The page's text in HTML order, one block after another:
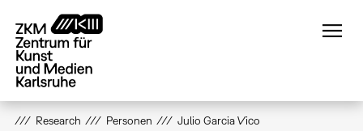
zum
Inhalt
Research Personen Julio Garcia Vico